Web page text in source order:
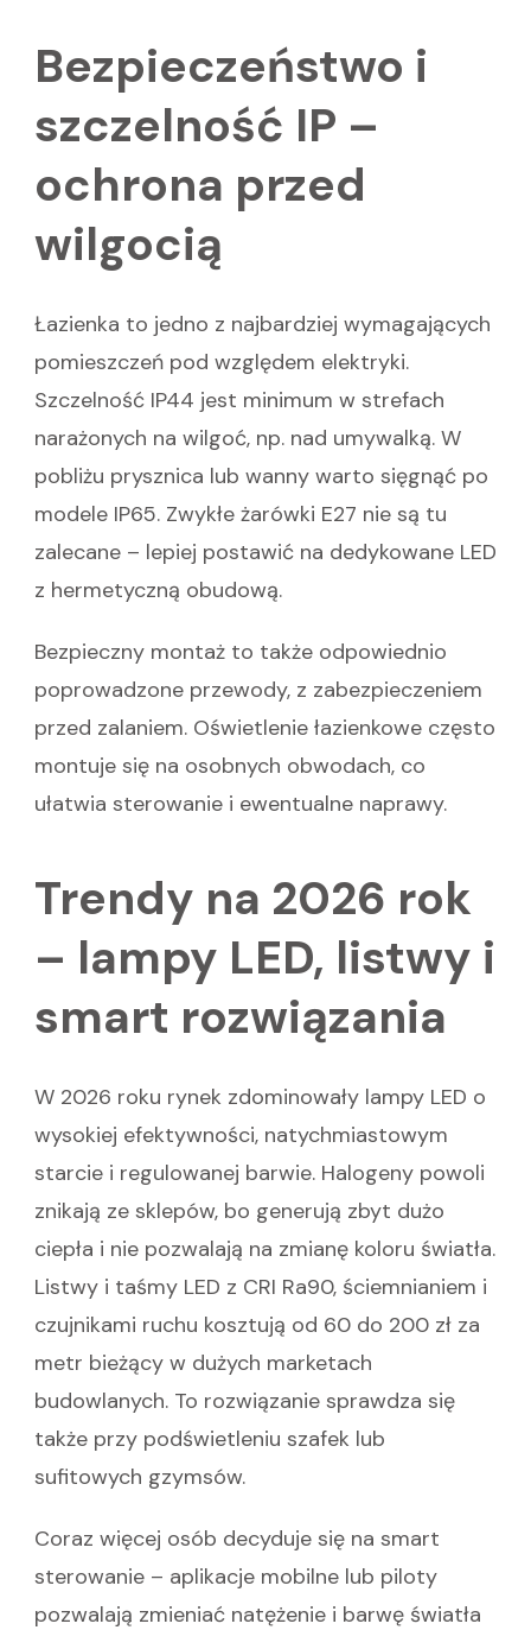
Bezpieczeństwo i
szczelność IP –
ochrona przed
wilgocią
Łazienka to jedno z najbardziej wymagających
pomieszczeń pod względem elektryki.
Szczelność IP44 jest minimum w strefach
narażonych na wilgoć, np. nad umywalką. W
pobliżu prysznica lub wanny warto sięgnąć po
modele IP65. Zwykłe żarówki E27 nie są tu
zalecane – lepiej postawić na dedykowane LED
z hermetyczną obudową.
Bezpieczny montaż to także odpowiednio
poprowadzone przewody, z zabezpieczeniem
przed zalaniem. Oświetlenie łazienkowe często
montuje się na osobnych obwodach, co
ułatwia sterowanie i ewentualne naprawy.
Trendy na 2026 rok
– lampy LED, listwy i
smart rozwiązania
W 2026 roku rynek zdominowały lampy LED o
wysokiej efektywności, natychmiastowym
starcie i regulowanej barwie. Halogeny powoli
znikają ze sklepów, bo generują zbyt dużo
ciepła i nie pozwalają na zmianę koloru światła.
Listwy i taśmy LED z CRI Ra90, ściemnianiem i
czujnikami ruchu kosztują od 60 do 200 zł za
metr bieżący w dużych marketach
budowlanych. To rozwiązanie sprawdza się
także przy podświetleniu szafek lub
sufitowych gzymsów.
Coraz więcej osób decyduje się na smart
sterowanie – aplikacje mobilne lub piloty
pozwalają zmieniać natężenie i barwę światła